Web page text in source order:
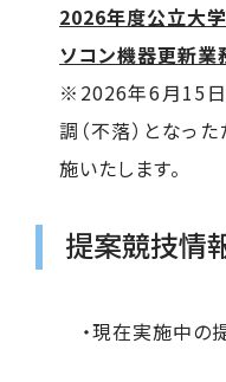
2026年度公立大
ソコン機器更新業
※2026年6月15
調（不落）となっ
施いたします。
提案競技情
・現在実施中の提